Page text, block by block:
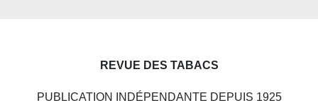
REVUE DES TABACS
PUBLICATION INDÉPENDANTE DEPUIS 1925